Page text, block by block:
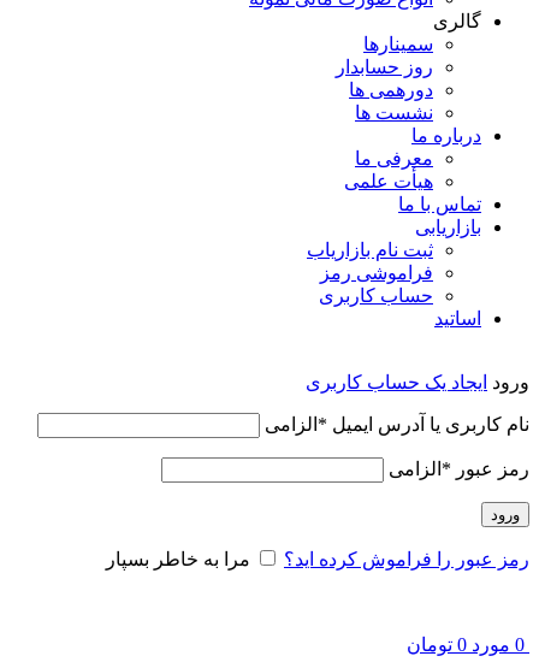
گالری
سمینارها
روز حسابدار
دورهمی ها
نشست ها
درباره ما
معرفی ما
هیأت علمی
تماس با ما
بازاریابی
ثبت نام بازاریاب
فراموشی رمز
حساب کاربری
اساتید
ورود ایجاد یک حساب کاربری
نام کاربری یا آدرس ایمیل * الزامی
رمز عبور * الزامی
ورود
رمز عبور را فراموش کرده اید؟ مرا به خاطر بسپار
0 مورد 0 تومان